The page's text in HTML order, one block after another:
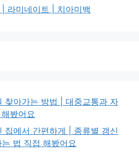
라미네이트 | 치아미백
찾아가는 방법 | 대중교통과 자
봤어요
집에서 간편하게 | 종류별 갱신
법 직접 해봤어요